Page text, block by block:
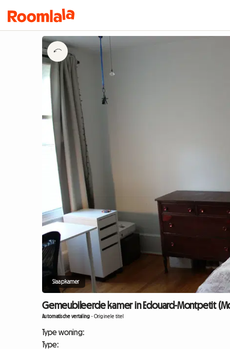
Slaapkamer
Gemeubileerde kamer in Edouard-Montpetit
Automatische vertaling -Originele titel
Type woning:
Type: